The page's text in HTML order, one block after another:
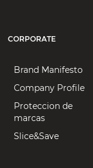
CORPORATE
Brand Manifesto
Company Profile
Proteccion de
marcas
Slice&Save